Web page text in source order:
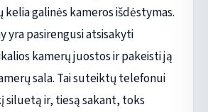
kelia galinės kameros išdėstymas.
yra pasirengusi atsisakyti
kamerų juostos ir pakeisti ją
sala. Tai suteiktų telefonui
siluetą ir, tiesą sakant, toks